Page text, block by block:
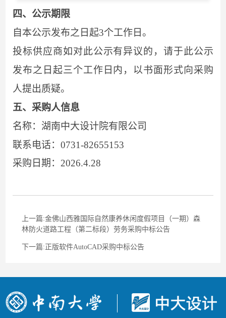
四、 公示期限
自本公示发布之日起3个工作日。
投标供应商如对此公示有异议的，请于此公示
发布之日起三个工作日内，以书面形式向采购
人提出质疑。
五、 采购人信息
名称：湖南中大设计院有限公司
联系电话：0731-82655153
采购 日期： 2026.4.28
上一篇:金佛山西雅国际自然康养休闲度假项目（一期）森
林防火道路工程（第二标段）劳务采购中标公告
下一篇:正版软件AutoCAD采购中标公告